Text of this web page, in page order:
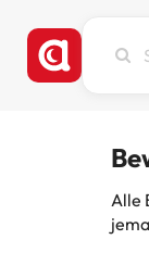
Hotel
Alle